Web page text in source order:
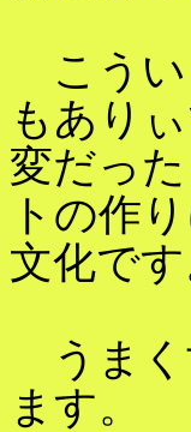
こうい
もあり
変だっ
トの作
文化です
うまく
ます。